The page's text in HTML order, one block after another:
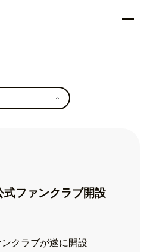
式ファンクラブ開設
クラブが遂に開設